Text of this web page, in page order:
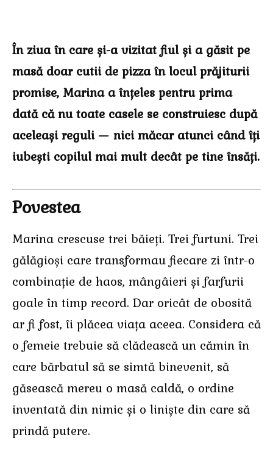
În ziua în care și-a vizitat fiul și a găsit pe
masă doar cutii de pizza în locul prăjiturii
promise, Marina a înțeles pentru prima
dată că nu toate casele se construiesc după
aceleași reguli — nici măcar atunci când îți
iubești copilul mai mult decât pe tine însăți.
Povestea
Marina crescuse trei băieți. Trei furtuni. Trei
gălăgioși care transformau fiecare zi într-o
combinație de haos, mângâieri și farfurii
goale în timp record. Dar oricât de obosită
ar fi fost, îi plăcea viața aceea. Considera că
o femeie trebuie să clădească un cămin în
care bărbatul să se simtă binevenit, să
găsească mereu o masă caldă, o ordine
inventată din nimic și o liniște din care să
prindă putere.